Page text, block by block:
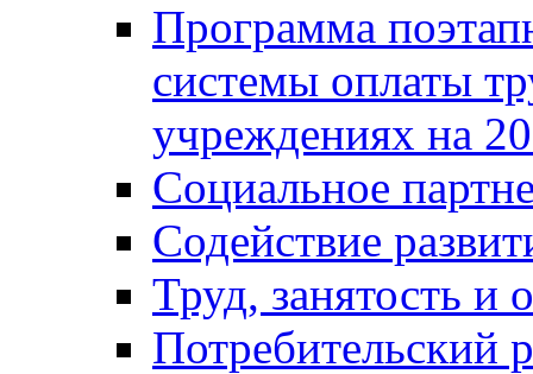
Программа
системы оплаты
учреждениях на
Социальное
Содействие
Труд, занятость и
Потребительский